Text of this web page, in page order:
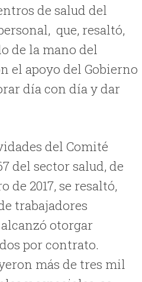
de salud del
que, resaltó,
de la mano del
el apoyo del Gobierno
día con día y dar
del Comité
del sector salud, de
de 2017, se resaltó,
trabajadores
otorgar
por contrato.
más de tres mil